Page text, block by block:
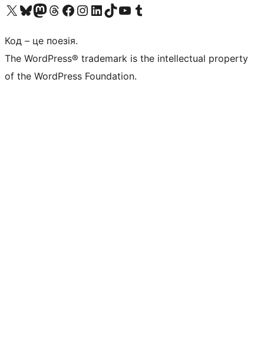
Visit our X (formerly Twitter) account
Visit our Bluesky account
Завітайте до нашої стрічки в Mastodon
Visit our Threads account
Завітайте на нашу сторінку в Facebook
Visit our Instagram account
Visit our LinkedIn account
Visit our TikTok account
Visit our YouTube channel
Visit our Tumblr account
Код – це поезія.
The WordPress® trademark is the intellectual property
of the WordPress Foundation.